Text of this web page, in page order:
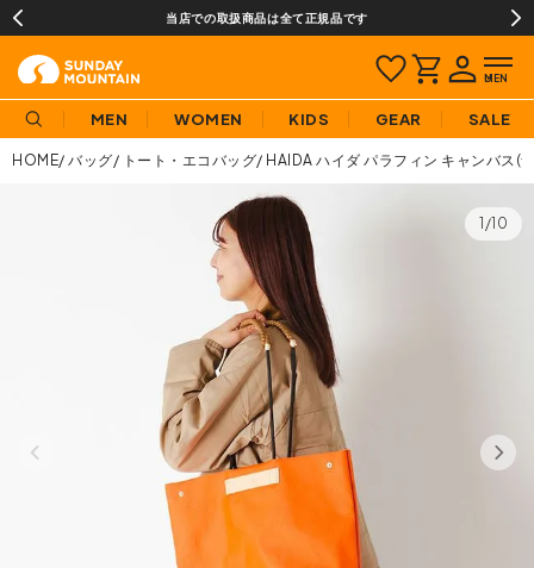
当店での取扱商品は全て正規品です
MEN WOMEN KIDS GEAR SALE
HOME バッグ トート・エコバッグ HAIDA ハイダ パラフィン キャンバス(
1/10